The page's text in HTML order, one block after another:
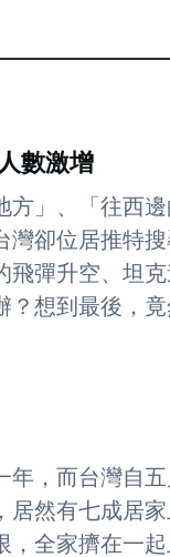
數激增
」、「往西
卻位居推特
彈升空、坦
？想到最後，竟
，而台灣自五
然有七成居
全家擠在一